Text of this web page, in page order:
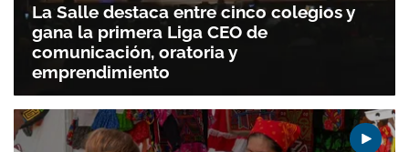
La Salle destaca entre cinco colegios y
gana la primera Liga CEO de
comunicación, oratoria y
emprendimiento